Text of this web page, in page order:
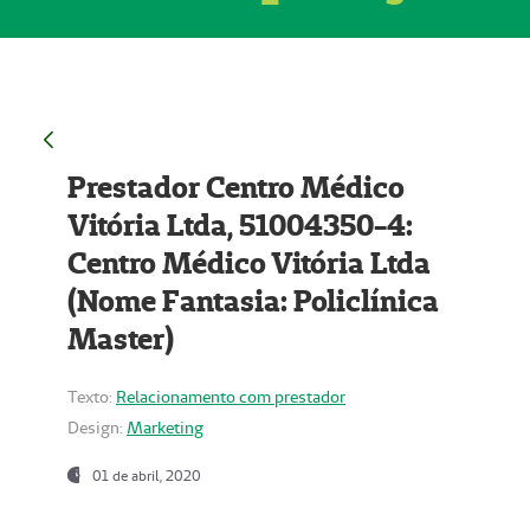
Prestador Centro Médico
Vitória Ltda, 51004350-4:
Centro Médico Vitória Ltda
(Nome Fantasia: Policlínica
Master)
Texto: Relacionamento com prestador
Design: Marketing
01 de abril, 2020